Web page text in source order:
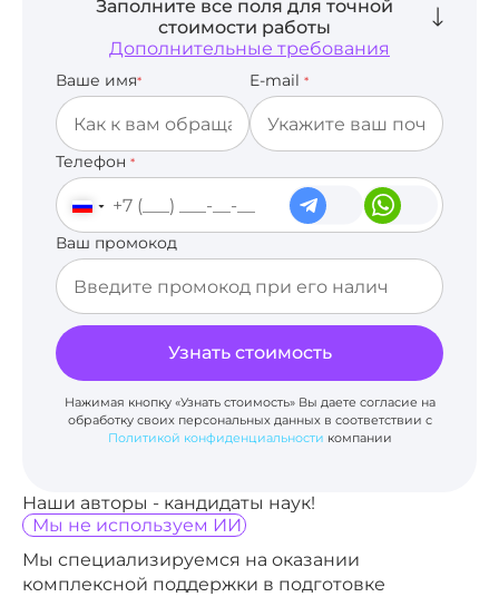
Наши авторы - кандидаты наук!
Мы не используем ИИ
Мы специализируемся на оказании
комплексной поддержки в подготовке
Заполните все поля для точной
стоимости работы
Дополнительные требования
Ваше имя* E-mail *
Телефон *
Ваш промокод
Узнать стоимость
Нажимая кнопку «Узнать стоимость» Вы даете согласие на
обработку своих персональных данных в соответствии с
Политикой конфиденциальности компании